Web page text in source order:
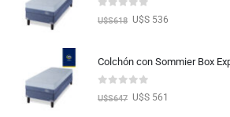
out of 5
U$S618 U$S 536
out of 5
U$S647 U$S 561